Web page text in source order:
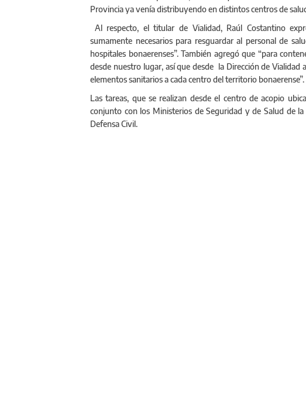
Provincia ya venía distribuyendo en distintos centros de
Al respecto, el titular de Vialidad, Raúl Costantino
sumamente necesarios para resguardar al personal de
hospitales bonaerenses”. También agregó que “para
desde nuestro lugar, así que desde la Dirección de Vialidad
elementos sanitarios a cada centro del territorio bonaerense”.
Las tareas, que se realizan desde el centro de acopio
conjunto con los Ministerios de Seguridad y de Salud de
Defensa Civil.